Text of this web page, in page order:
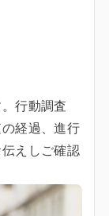
行動調査
の経過、進行
えしご確認